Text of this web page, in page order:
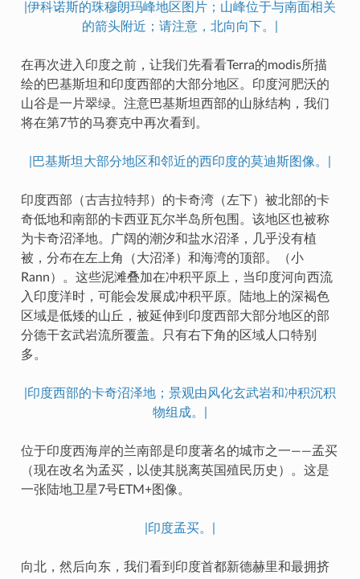
|伊科诺斯的珠穆朗玛峰地区图片；山峰位于与南面相关
的箭头附近；请注意，北向向下。|
在再次进入印度之前，让我们先看看Terra的modis所描
绘的巴基斯坦和印度西部的大部分地区。印度河肥沃的
山谷是一片翠绿。注意巴基斯坦西部的山脉结构，我们
将在第7节的马赛克中再次看到。
|巴基斯坦大部分地区和邻近的西印度的莫迪斯图像。|
印度西部（古吉拉特邦）的卡奇湾（左下）被北部的卡
奇低地和南部的卡西亚瓦尔半岛所包围。该地区也被称
为卡奇沼泽地。广阔的潮汐和盐水沼泽，几乎没有植
被，分布在左上角（大沼泽）和海湾的顶部。（小
Rann）。这些泥滩叠加在冲积平原上，当印度河向西流
入印度洋时，可能会发展成冲积平原。陆地上的深褐色
区域是低矮的山丘，被延伸到印度西部大部分地区的部
分德干玄武岩流所覆盖。只有右下角的区域人口特别
多。
|印度西部的卡奇沼泽地；景观由风化玄武岩和冲积沉积
物组成。|
位于印度西海岸的兰南部是印度著名的城市之一——孟买
（现在改名为孟买，以使其脱离英国殖民历史）。这是
一张陆地卫星7号ETM+图像。
|印度孟买。|
向北，然后向东，我们看到印度首都新德赫里和最拥挤